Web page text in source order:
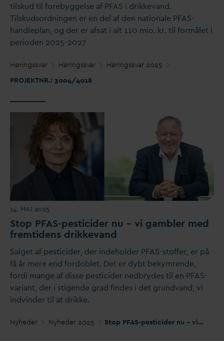
tilskud til forebyggelse af PFAS i drikkevand.
Tilskudsordningen er en del af den nationale PFAS-
handleplan, og der er afsat i alt 110 mio. kr. til formålet i
perioden 2025-2027
Høringssvar Høringssvar Høringssvar 2025
PROJEKTNR.: 3004/4018
14. MAJ 2025
Stop PFAS-pesticider nu – vi gambler med
fremtidens drikkevand
Salget af pesticider, der indeholder PFAS-stoffer, er på
få år mere end fordoblet. Det er dybt bekymrende,
fordi mange af disse pesticider nedbrydes til en PFAS-
variant, der i stigende grad findes i det grundvand, vi
indvinder til at drikke.
Nyheder Nyheder 2025 Stop PFAS-pesticider nu – vi gambler med fremtidens drikke